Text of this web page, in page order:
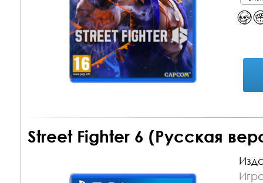
Street Fighter 6 (Русская